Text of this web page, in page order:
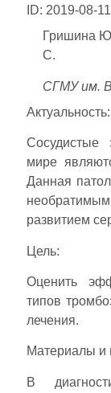
ID: 2019-08-
Гришина
С.
СГМУ им.
Актуальность:
Сосудистые
мире
Данная
развитием
Цель:
Оценить
типов
лечения.
Материалы и
В